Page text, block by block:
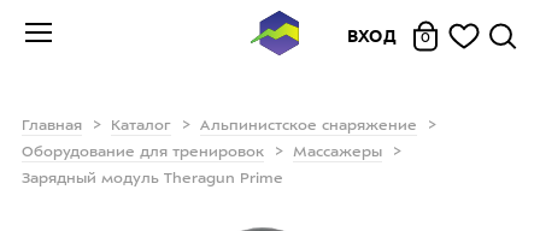
ВХОД 0
Главная Каталог
Альпинистское снаряжение
Оборудование для тренировок
Массажеры
Зарядный модуль Theragun Prime